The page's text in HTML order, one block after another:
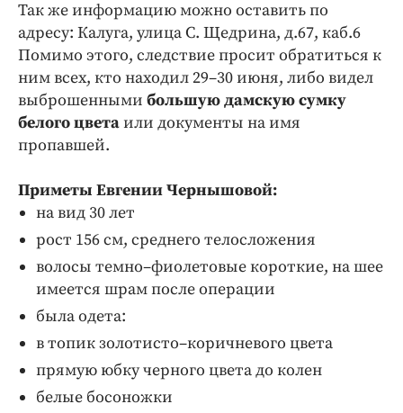
Так же информацию можно оставить по
адресу: Калуга, улица С. Щедрина, д.67, каб.6
Помимо этого, следствие просит обратиться к
ним всех, кто находил 29–30 июня, либо видел
выброшенными большую дамскую сумку
белого цветаили документы на имя
пропавшей.
Приметы Евгении Чернышовой:
на вид 30 лет
рост 156 см, среднего телосложения
волосы темно–фиолетовые короткие, на шее
имеется шрам после операции
была одета:
в топик золотисто–коричневого цвета
прямую юбку черного цвета до колен
белые босоножки